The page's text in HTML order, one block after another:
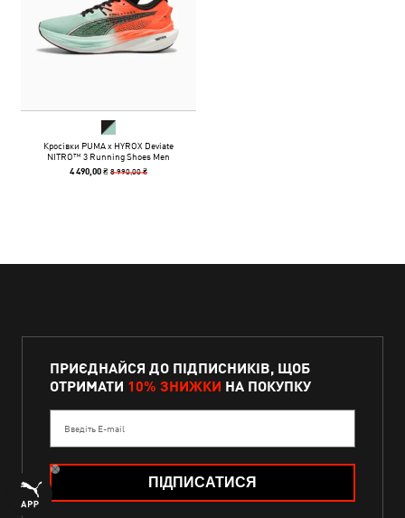
Кросівки PUMA x HYROX Deviate
NITRO™ 3 Running Shoes Men
4 490,00 ₴8 990,00 ₴
ПРИЄДНАЙСЯ ДО ПІДПИСНИКІВ, ЩОБ
ОТРИМАТИ 10% ЗНИЖКИ НА ПОКУПКУ
Введіть E-mail
ПІДПИСАТИСЯ